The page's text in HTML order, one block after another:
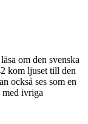
om den svenska
kom ljuset till den
också ses som en
med ivriga